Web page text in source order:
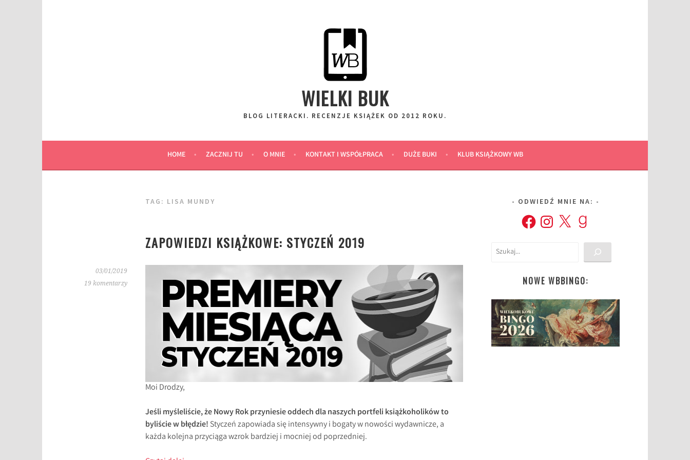
WIELKI BUK
BLOG LITERACKI. RECENZJE KSIĄŻEK OD 2012 ROKU.
HOME ZACZNIJ TU O MNIE KONTAKT I WSPÓŁPRACA DUŻE BUKI KLUB KSIĄŻKOWY WB
TAG: LISA MUNDY
ZAPOWIEDZI KSIĄŻKOWE: STYCZEŃ 2019
03/01/2019
19 komentarzy
Moi Drodzy,
Jeśli myśleliście, że Nowy Rok przyniesie oddech dla naszych portfeli książkoholików to
byliście w błędzie! Styczeń zapowiada się intensywny i bogaty w nowości wydawnicze, a
każda kolejna przyciąga wzrok bardziej i mocniej od poprzedniej.
ODWIEDŹ MNIE NA:
FacebookInstagram
X Goodreads
Szukaj
NOWE WBBINGO: